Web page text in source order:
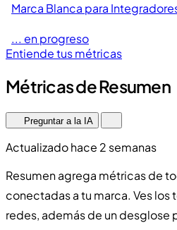
Marca Blanca para
... en progreso
Entiende tus métricas
Métricas de Resumen
Preguntar a la IA
Actualizado hace 2 semanas
Resumen agrega métricas de
conectadas a tu marca. Ves los
redes, además de un desglose